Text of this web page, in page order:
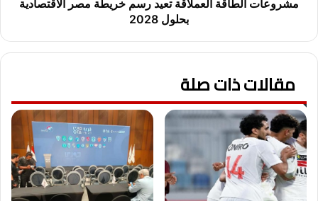
ة
ئ
م
ة
:
ا
ل
م
ل
ا
ق
ة
ت
مشروعات الطاقة العملاقة تعيد رسم خريطة مصر الاقتصادية
بحلول 2028
مقالات ذات صلة